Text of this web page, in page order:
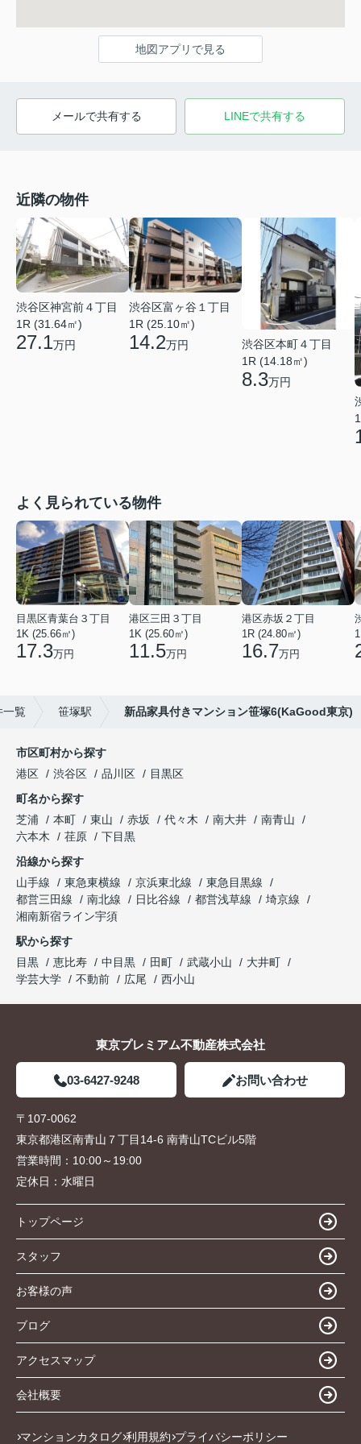
地図アプリで見る
メールで共有する LINEで共有する
近隣の物件
渋谷区神宮前４丁目
1R (31.64㎡)
27.1万円
渋谷区富ヶ谷１丁目
1R (25.10㎡)
14.2万円
渋谷区本町４丁目
1R (14.18㎡)
8.3万円
よく見られている物件
目黒区青葉台３丁目
1K (25.66㎡)
17.3万円
港区三田３丁目
1K (25.60㎡)
11.5万円
港区赤坂２丁目
1R (24.80㎡)
16.7万円
一覧 笹塚駅 新品家具付きマンション笹塚6(KaGood東京)
市区町村から探す
港区
渋谷区 品川区
目黒区
町名から探す
芝浦
本町 東山 赤坂 代々木 南大井
南青山
六本木
荏原
下目黒
沿線から探す
山手線
東急東横線 京浜東北線
東急目黒線
都営三田線
南北線 日比谷線 都営浅草線
埼京線
湘南新宿ライン宇須
駅から探す
目黒
恵比寿 中目黒 田町 武蔵小山
大井町
学芸大学
不動前 広尾 西小山
東京プレミアム不動産株式会社
03-6427-9248 お問い合わせ
〒107-0062
東京都港区南青山７丁目14-6 南青山TCビル5階
営業時間： 10:00～19:00
定休日： 水曜日
トップページ
スタッフ
お客様の声
ブログ
アクセスマップ
会社概要
マンションカタログ 利用規約 プライバシーポリシー